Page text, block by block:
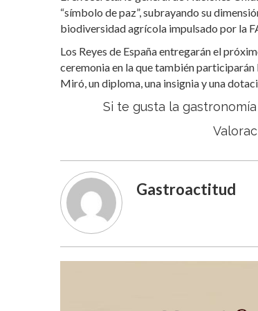
“símbolo de paz”, subrayando su
biodiversidad agrícola impulsado por la
Los Reyes de España entregarán el
ceremonia en la que también participarán
Miró, un diploma, una insignia y una
Si te gusta la
Gastroactitud